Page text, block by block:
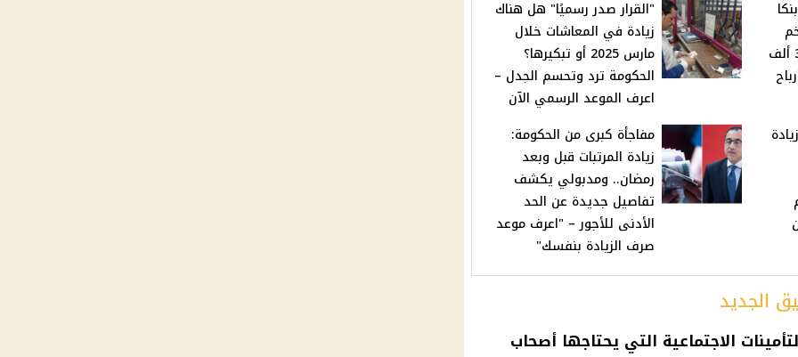
بنكا
شهادة ادخار: استثمر 350 ألف
"القرار صدر رسميًا" هل هناك
زيادة في المعاشات خلال
مارس 2025 أو تبكيرها؟
الحكومة ترد وتحسم الجدل –
اعرف الموعد الرسمي الآن
مفاجأة كبرى من الحكومة:
زيادة المرتبات قبل وبعد
رمضان.. ومدبولي يكشف
تفاصيل جديدة عن الحد
الأدنى للأجور – "اعرف موعد
صرف الزيادة بنفسك"
الجديد
الاجتماعية التي يحتاجها أصحاب